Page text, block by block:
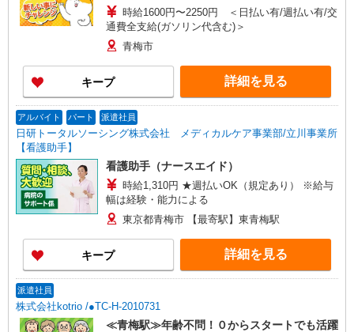
時給1600円〜2250円 ＜日払い有/週払い有/交
通費全支給(ガソリン代含む)＞
青梅市
キープ 詳細を見る
アルバイト パート 派遣社員
日研トータルソーシング株式会社 メディカルケア事業部/立川事業所
【看護助手】
看護助手（ナースエイド）
時給1,310円 ★週払いOK（規定あり） ※給与
幅は経験・能力による
東京都青梅市 【最寄駅】東青梅駅
キープ 詳細を見る
派遣社員
株式会社kotrio /●TC-H-2010731
≪青梅駅≫年齢不問！０からスタートでも活躍